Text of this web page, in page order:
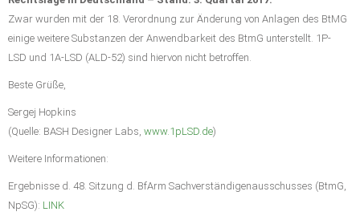
Zwar wurden mit der 18. Verordnung zur Änderung von Anlagen des BtMG
einige weitere Substanzen der Anwendbarkeit des BtmG unterstellt. 1P-
LSD und 1A-LSD (ALD-52) sind hiervon nicht betroffen.
Beste Grüße,
Sergej Hopkins
(Quelle: BASH Designer Labs, www.1pLSD.de)
Weitere Informationen:
Ergebnisse d. 48. Sitzung d. BfArm Sachverständigenausschusses (BtmG,
NpSG): LINK